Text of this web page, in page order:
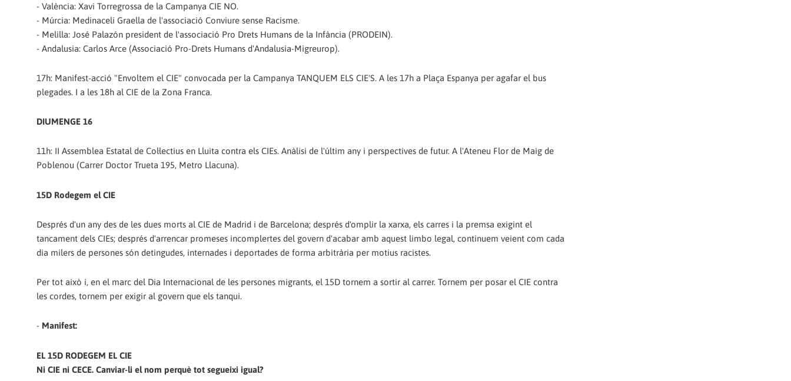
- València: Xavi Torregrossa de la Campanya CIE NO.
- Múrcia: Medinaceli Graella de l'associació Conviure sense Racisme.
- Melilla: José Palazón president de l'associació Pro Drets Humans de la Infància (PRODEIN).
- Andalusia: Carlos Arce (Associació Pro-Drets Humans d'Andalusia-Migreurop).
17h: Manifest-acció "Envoltem el CIE" convocada per la Campanya TANQUEM ELS CIE'S. A les 17h a Plaça Espanya per agafar el bus
plegades. I a les 18h al CIE de la Zona Franca.
DIUMENGE 16
11h: II Assemblea Estatal de Col·lectius en Lluita contra els CIEs. Anàlisi de l'últim any i perspectives de futur. A l'Ateneu Flor de Maig de
Poblenou (Carrer Doctor Trueta 195, Metro Llacuna).
15D Rodegem el CIE
Després d'un any des de les dues morts al CIE de Madrid i de Barcelona; després d'omplir la xarxa, els carres i la premsa exigint el
tancament dels CIEs; després d'arrencar promeses incomplertes del govern d'acabar amb aquest limbo legal, continuem veient com cada
dia milers de persones són detingudes, internades i deportades de forma arbitrària per motius racistes.
Per tot això i, en el marc del Dia Internacional de les persones migrants, el 15D tornem a sortir al carrer. Tornem per posar el CIE contra
les cordes, tornem per exigir al govern que els tanqui.
- Manifest:
EL 15D RODEGEM EL CIE
Ni CIE ni CECE. Canviar-li el nom perquè tot segueixi igual?